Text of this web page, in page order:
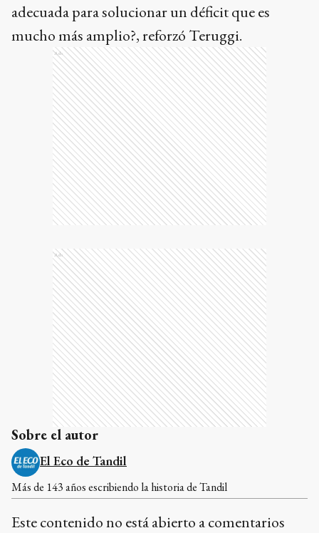
adecuada para solucionar un déficit que es
mucho más amplio?, reforzó Teruggi.
Ads
Ads
Sobre el autor
El Eco de Tandil
Más de 143 años escribiendo la historia de Tandil
Este contenido no está abierto a comentarios